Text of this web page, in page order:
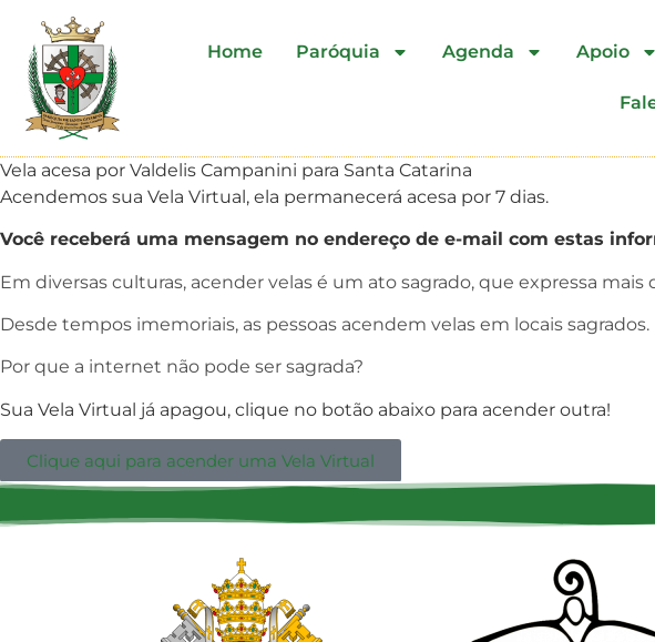
Home Paróquia Agenda Apoio
Vela acesa por Valdelis Campanini para Santa Catarina
Acendemos sua Vela Virtual, ela permanecerá acesa por 7 dias.
Você receberá uma mensagem no endereço de e-mail com estas
Em diversas culturas, acender velas é um ato sagrado, que expressa
Desde tempos imemoriais, as pessoas acendem velas em locais sagrados.
Por que a internet não pode ser sagrada?
Sua Vela Virtual já apagou, clique no botão abaixo para acender outra!
Clique aqui para acender uma Vela Virtual